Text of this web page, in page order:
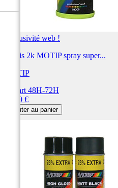
Exclusivité web !
Vernis 2k MOTIP spray super...
MOTIP
Départ 48H-72H
53,20 €
Ajouter au panier